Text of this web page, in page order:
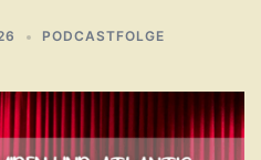
PODCASTFOLGE